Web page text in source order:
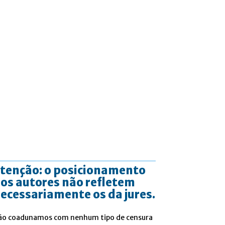
o posicionamento
autores não refletem
os da jures.
coadunamos com nenhum tipo de censura